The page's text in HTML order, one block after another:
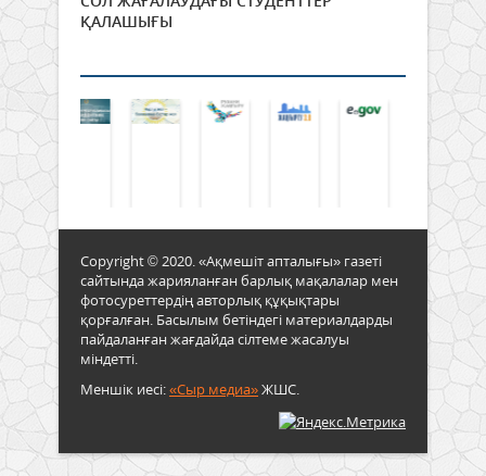
ҚАЛАШЫҒЫ
Copyright © 2020. «Ақмешіт апталығы» газеті
сайтында жарияланған барлық мақалалар мен
фотосуреттердің авторлық құқықтары
қорғалған. Басылым бетіндегі материалдарды
пайдаланған жағдайда сілтеме жасалуы
міндетті.
Меншік иесі:«Сыр медиа»ЖШС.